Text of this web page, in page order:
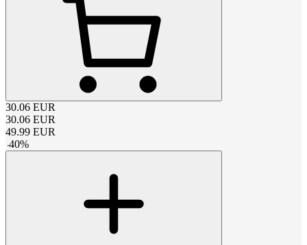
30.06 EUR
30.06 EUR
49.99 EUR
-40%